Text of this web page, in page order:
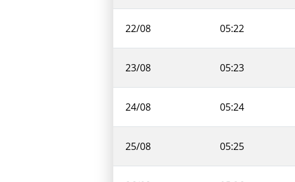
22/08 05:22
23/08 05:23
24/08 05:24
25/08 05:25